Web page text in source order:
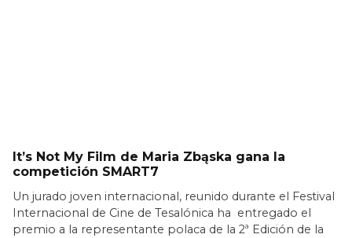
It’s Not My Film de Maria Zbąska gana la
competición SMART7
Un jurado joven internacional, reunido durante el Festival
Internacional de Cine de Tesalónica ha entregado el
premio a la representante polaca de la 2ª Edición de la